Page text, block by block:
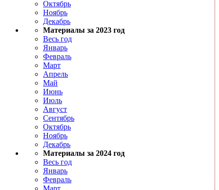
Октябрь
Ноябрь
Декабрь
Материалы за 2023 год
Весь год
Январь
Февраль
Март
Апрель
Май
Июнь
Июль
Август
Сентябрь
Октябрь
Ноябрь
Декабрь
Материалы за 2024 год
Весь год
Январь
Февраль
Март